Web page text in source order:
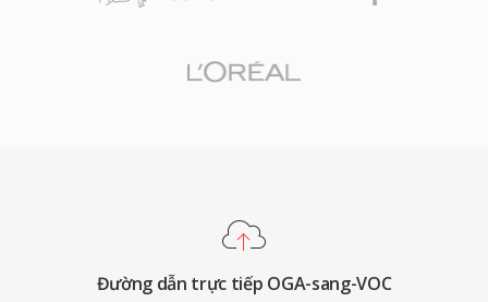
lý vô cùng quý giá. Định dạng được sử dụng
cho bảo tồn trò chơi retro và cho bất kỳ ai làm
Đường dẫn trực tiếp OGA-sang-VOC